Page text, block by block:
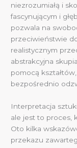
niezrozumiałą i
fascynującym i
pozwala na
przeciwieństwie
realistycznym
abstrakcyjna
pomocą
bezpośrednio
Interpretacja
ale jest to proces,
Oto kilka
przekazu